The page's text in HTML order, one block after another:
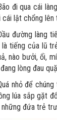
đi qua cái
lật chổng lên
đường làng
tiếng của lũ
nào bưởi, ổi,
lòng đau
nhỏ để
lúa sắp gặt
đứa trẻ